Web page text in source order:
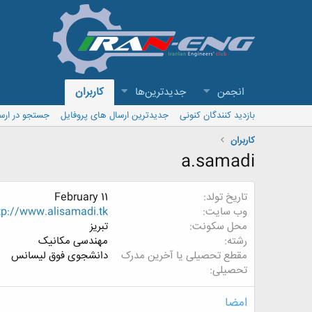
انجمن جدیدترین‌ها کاربران
بازدید کنندگان کنونی جدیدترین ارسال های پروفایل
جستجو در
کاربران
a.samadi
تاریخ تولد
February 11
وب سایت
www.alisamadi.tk/
محل سکونت
تبریز
رشته
مهندسی مکانیک
مقطع تحصیلی یا آخرین مدرک
تحصیلی
دانشجوی فوق لیسانس
امضا